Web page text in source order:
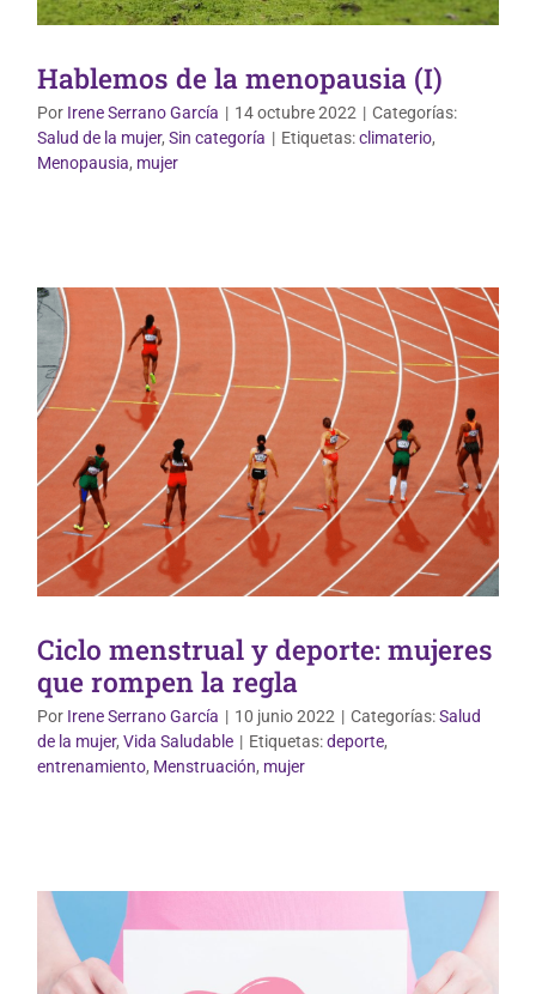
Hablemos de la menopausia (I)
Por Irene Serrano García | 14 octubre 2022 | Categorías:
Salud de la mujer, Sin categoría | Etiquetas:climaterio,
Menopausia, mujer
Salud de la mujer
Ciclo menstrual y deporte: mujeres
que rompen la regla
Por Irene Serrano García | 10 junio 2022 | Categorías:Salud
de la mujer, Vida Saludable | Etiquetas:deporte,
entrenamiento, Menstruación, mujer
Salud de la mujer